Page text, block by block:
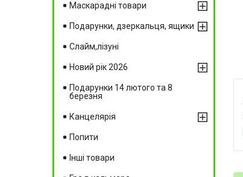
Маскарадні товари
Подарунки, дзеркальця, ящики
Слайм,лізуні
Новий рік 2026
Подарунки 14 лютого та 8
березня
Канцелярія
Попити
Інші товари